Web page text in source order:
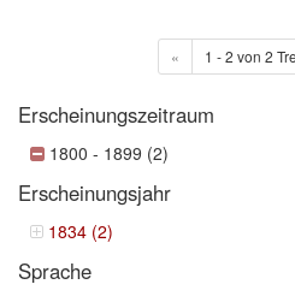
« 1 - 2 von 2
Erscheinungszeitraum
1800 - 1899 (2)
Erscheinungsjahr
1834 (2)
Sprache